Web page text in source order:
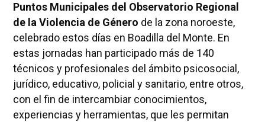
Puntos Municipales del Observatorio Regional
de la Violencia de Género de la zona noroeste,
celebrado estos días en Boadilla del Monte. En
estas jornadas han participado más de 140
técnicos y profesionales del ámbito psicosocial,
jurídico, educativo, policial y sanitario, entre otros,
con el fin de intercambiar conocimientos,
experiencias y herramientas, que les permitan